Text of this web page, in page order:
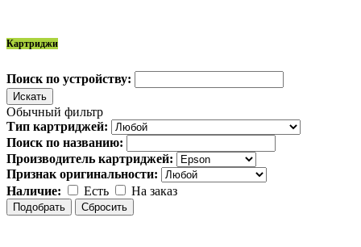
Картриджи
Поиск по устройству:
Обычный фильтр
Тип картриджей:
Поиск по названию:
Производитель картриджей:
Признак оригинальности:
Наличие:
Есть На заказ